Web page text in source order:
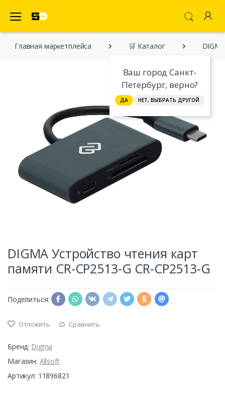
Ваш город Санкт-
Петербург, верно?
ДА НЕТ, ВЫБРАТЬ ДРУГОЙ
Главная марĸетплейса 🛒 Каталог
DIGMA Устройство чтения карт
памяти CR-СP2513-G CR-СP2513-G
Поделиться:
Отложить Сравнить
Бренд: Digma
Магазин: Allsoft
Артикул: 11896821